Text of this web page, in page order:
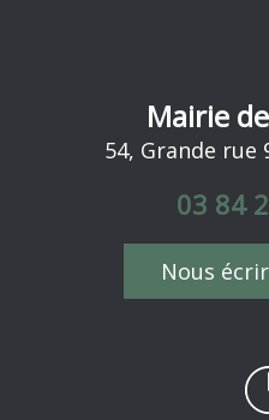
Mairie
54, Grande rue
03 84
Nous